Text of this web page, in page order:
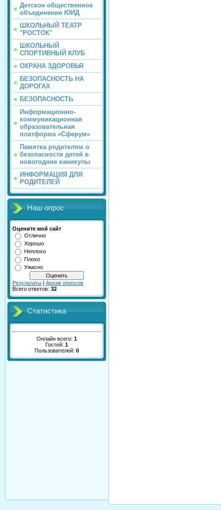
Детское общественное
объединение ЮИД
ШКОЛЬНЫЙ ТЕАТР
"РОСТОК"
ШКОЛЬНЫЙ
СПОРТИВНЫЙ КЛУБ
ОХРАНА ЗДОРОВЬЯ
БЕЗОПАСНОСТЬ НА
ДОРОГАХ
БЕЗОПАСНОСТЬ
Информационно-
коммуникационная
образовательная
платформа «Сферум»
Памятка родителям о
безопасности детей в
новогодние каникулы
ИНФОРМАЦИЯ ДЛЯ
РОДИТЕЛЕЙ
Наш опрос
Оцените мой сайт
Отлично
Хорошо
Неплохо
Плохо
Ужасно
Результаты | Архив опросов
Всего ответов: 32
Статистика
Онлайн всего: 1
Гостей: 1
Пользователей: 0